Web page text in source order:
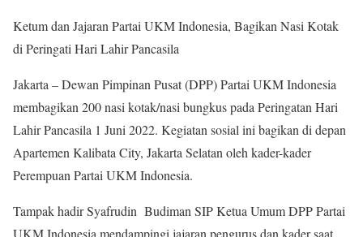
Ketum dan Jajaran Partai UKM Indonesia, Bagikan Nasi Kotak
di Peringati Hari Lahir Pancasila
Jakarta – Dewan Pimpinan Pusat (DPP) Partai UKM Indonesia
membagikan 200 nasi kotak/nasi bungkus pada Peringatan Hari
Lahir Pancasila 1 Juni 2022. Kegiatan sosial ini bagikan di depan
Apartemen Kalibata City, Jakarta Selatan oleh kader-kader
Perempuan Partai UKM Indonesia.
Tampak hadir Syafrudin Budiman SIP Ketua Umum DPP Partai